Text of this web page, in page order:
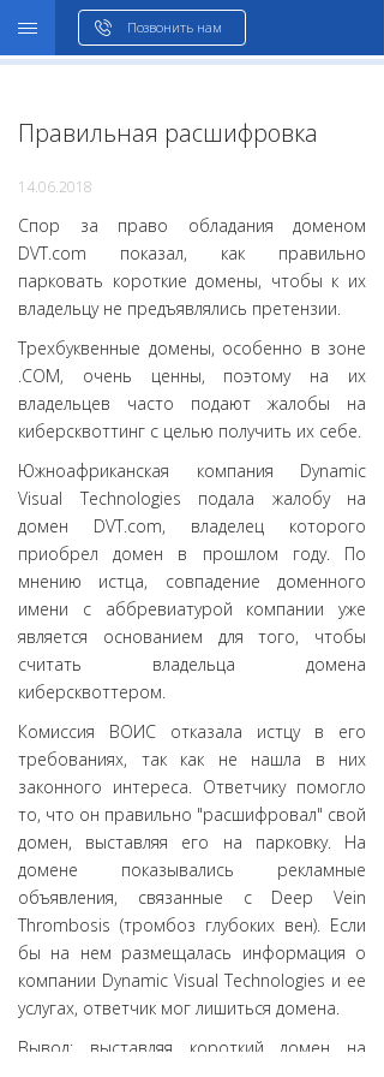
Позвонить нам
Правильная расшифровка
14.06.2018
Спор за право обладания доменом
DVT.com показал, как правильно
парковать короткие домены, чтобы к их
владельцу не предъявлялись претензии.
Трехбуквенные домены, особенно в зоне
.COM, очень ценны, поэтому на их
владельцев часто подают жалобы на
киберсквоттинг с целью получить их себе.
Южноафриканская компания Dynamic
Visual Technologies подала жалобу на
домен DVT.com, владелец которого
приобрел домен в прошлом году. По
мнению истца, совпадение доменного
имени с аббревиатурой компании уже
является основанием для того, чтобы
считать владельца домена
киберсквоттером.
Комиссия ВОИС отказала истцу в его
требованиях, так как не нашла в них
законного интереса. Ответчику помогло
то, что он правильно "расшифровал" свой
домен, выставляя его на парковку. На
домене показывались рекламные
объявления, связанные с Deep Vein
Thrombosis (тромбоз глубоких вен). Если
бы на нем размещалась информация о
компании Dynamic Visual Technologies и ее
услугах, ответчик мог лишиться домена.
Вывод: выставляя короткий домен на